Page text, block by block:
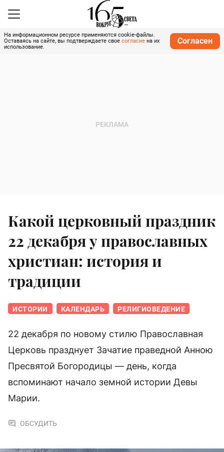
На информационном ресурсе применяются cookie-файлы.
Оставаясь на сайте, вы подтверждаете свое согласие на их
использование.
Согласен
Какой церковный праздник
22 декабря у православных
христиан: история и
традиции
ИСТОРИИ КАЛЕНДАРЬ РЕЛИГИОВЕДЕНИЕ
22 декабря по новому стилю Православная
Церковь празднует Зачатие праведной Анною
Пресвятой Богородицы — день, когда
вспоминают начало земной истории Девы
Марии.
ОБСУДИТЬ